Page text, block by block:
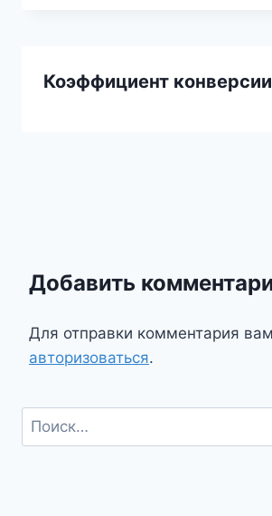
Коэффициент конверсии
Добавить
Для отправки комментария
авторизоваться.
Найти: